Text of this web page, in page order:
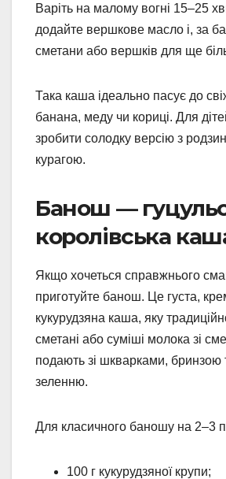
Варіть на малому вогні 15–25
додайте вершкове масло і, за
сметани або вершків для ще
Така каша ідеально пасує до
банана, меду чи кориці. Для
зробити солодку версію з
курагою.
Банош —
королівська
Якщо хочеться справжнього
приготуйте банош. Це густа,
кукурудзяна каша, яку
сметані або суміші молока зі
подають зі шкварками, бринзою
зеленню.
Для класичного баношу на 2–3
100 г кукурудзяної крупи;